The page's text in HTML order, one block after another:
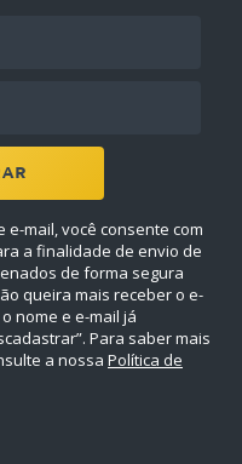
mail, você consente com
a finalidade de envio de
de forma segura
queira mais receber o e-
nome e e-mail já
Para saber mais
a nossa Política de